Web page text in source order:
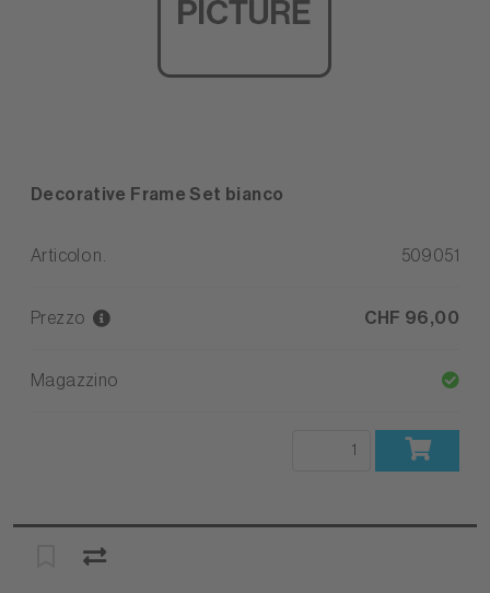
Decorative Frame Set bianco
Articolo n. 509051
Prezzo CHF 96,00
Magazzino